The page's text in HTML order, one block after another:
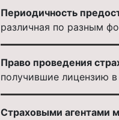
Периодичность
различная по разным
Право проведения
получившие лицензию
Страховыми агентами